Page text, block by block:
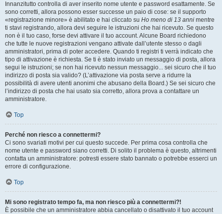
Innanzitutto controlla di aver inserito nome utente e password esattamente. Se
sono corretti, allora possono esser successe un paio di cose: se il supporto
«registrazione minore» è abilitato e hai cliccato su Ho meno di 13 anni mentre
ti stavi registrando, allora devi seguire le istruzioni che hai ricevuto. Se questo
non è il tuo caso, forse devi attivare il tuo account. Alcune Board richiedono
che tutte le nuove registrazioni vengano attivate dall’utente stesso o dagli
amministratori, prima di poter accedere. Quando ti registri ti verrà indicato che
tipo di attivazione è richiesta. Se ti è stato inviato un messaggio di posta, allora
segui le istruzioni; se non hai ricevuto nessun messaggio... sei sicuro che il tuo
indirizzo di posta sia valido? (L’attivazione via posta serve a ridurre la
possibilità di avere utenti anonimi che abusano della Board.) Se sei sicuro che
l’indirizzo di posta che hai usato sia corretto, allora prova a contattare un
amministratore.
Top
Perché non riesco a connettermi?
Ci sono svariati motivi per cui questo succede. Per prima cosa controlla che
nome utente e password siano corretti. Di solito il problema è questo, altrimenti
contatta un amministratore: potresti essere stato bannato o potrebbe esserci un
errore di configurazione.
Top
Mi sono registrato tempo fa, ma non riesco più a connettermi?!
È possibile che un amministratore abbia cancellato o disattivato il tuo account